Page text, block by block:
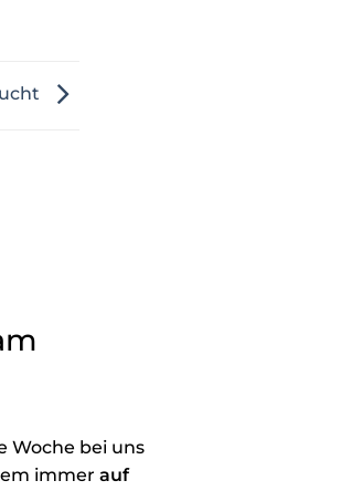
Woche bei uns
immer auf